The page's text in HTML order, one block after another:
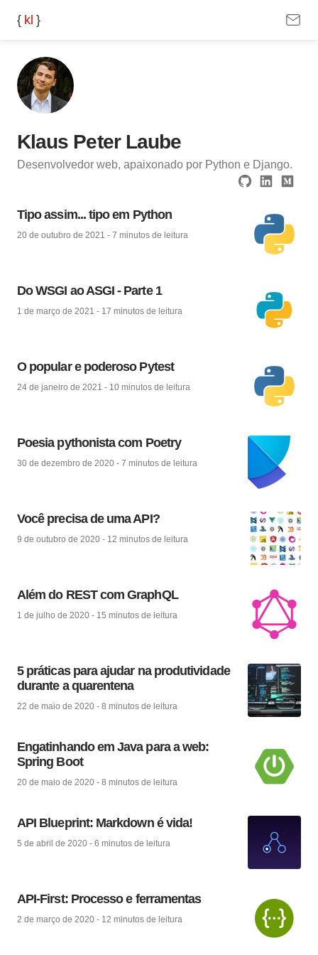
{ kl }
Klaus Peter Laube
Desenvolvedor web, apaixonado por Python e Django.
Tipo assim... tipo em Python
20 de outubro de 2021 - 7 minutos de leitura
Do WSGI ao ASGI - Parte 1
1 de março de 2021 - 17 minutos de leitura
O popular e poderoso Pytest
24 de janeiro de 2021 - 10 minutos de leitura
Poesia pythonista com Poetry
30 de dezembro de 2020 - 7 minutos de leitura
Você precisa de uma API?
9 de outubro de 2020 - 12 minutos de leitura
Além do REST com GraphQL
1 de julho de 2020 - 15 minutos de leitura
5 práticas para ajudar na produtividade
durante a quarentena
22 de maio de 2020 - 8 minutos de leitura
Engatinhando em Java para a web:
Spring Boot
20 de maio de 2020 - 8 minutos de leitura
API Blueprint: Markdown é vida!
5 de abril de 2020 - 6 minutos de leitura
API-First: Processo e ferramentas
2 de março de 2020 - 12 minutos de leitura